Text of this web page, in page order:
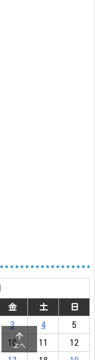
金 土 日
3 4 5
10 11 12

上へ